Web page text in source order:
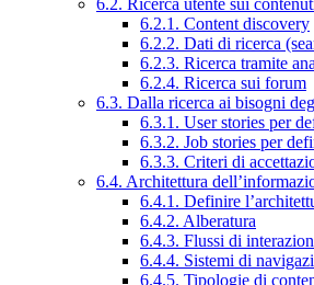
6.2. Ricerca utente sui
6.2.1. Content discovery
6.2.2. Dati di ricerca
6.2.3. Ricerca tramite
6.2.4. Ricerca sui forum
6.3. Dalla ricerca ai bisogni
6.3.1. User stories per
6.3.2. Job stories per
6.3.3. Criteri di
6.4. Architettura
6.4.1. Definire
6.4.2. Alberatura
6.4.3. Flussi di
6.4.4. Sistemi di
6.4.5. Tipologie di